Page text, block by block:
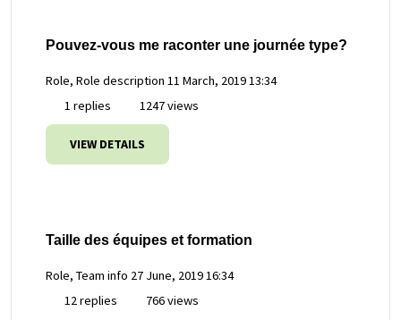
Pouvez-vous me raconter une journée type?
Role, Role description 11 March, 2019 13:34
1 replies
1247 views
VIEW DETAILS
Taille des équipes et formation
Role, Team info 27 June, 2019 16:34
12 replies
766 views